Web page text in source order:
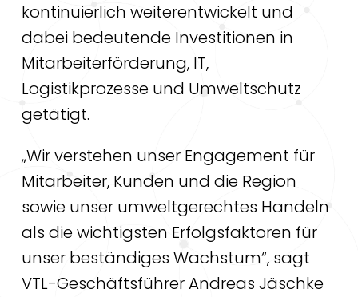
kontinuierlich weiterentwickelt und
dabei bedeutende Investitionen in
Mitarbeiterförderung, IT,
Logistikprozesse und Umweltschutz
getätigt.
„Wir verstehen unser Engagement für
Mitarbeiter, Kunden und die Region
sowie unser umweltgerechtes Handeln
als die wichtigsten Erfolgsfaktoren für
unser beständiges Wachstum“, sagt
VTL-Geschäftsführer Andreas Jäschke